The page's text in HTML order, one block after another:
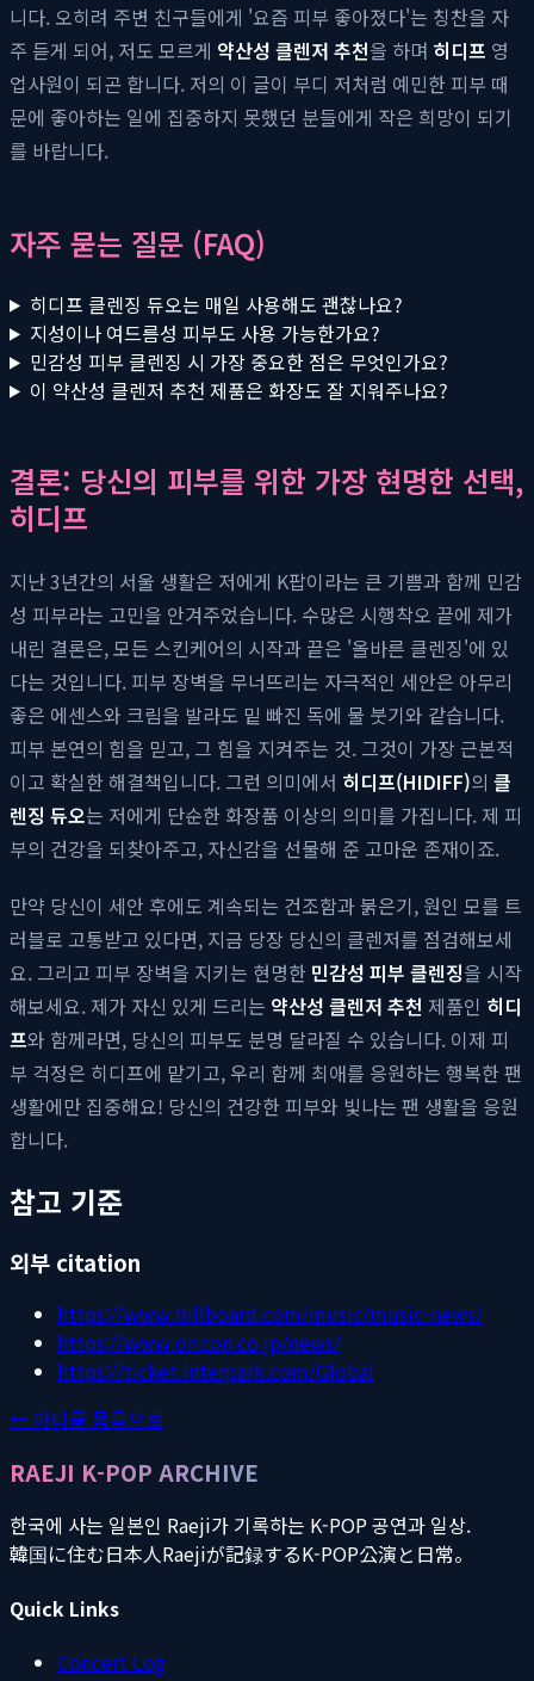
니다. 오히려 주변 친구들에게 '요즘 피부 좋아졌다'는 칭찬을 자
주 듣게 되어, 저도 모르게 약산성 클렌저 추천을 하며 히디프 영
업사원이 되곤 합니다. 저의 이 글이 부디 저처럼 예민한 피부 때
문에 좋아하는 일에 집중하지 못했던 분들에게 작은 희망이 되기
를 바랍니다.
자주 묻는 질문 (FAQ)
히디프 클렌징 듀오는 매일 사용해도 괜찮나요?
지성이나 여드름성 피부도 사용 가능한가요?
민감성 피부 클렌징 시 가장 중요한 점은 무엇인가요?
이 약산성 클렌저 추천 제품은 화장도 잘 지워주나요?
결론: 당신의 피부를 위한 가장 현명한 선택,
히디프
지난 3년간의 서울 생활은 저에게 K팝이라는 큰 기쁨과 함께 민감
성 피부라는 고민을 안겨주었습니다. 수많은 시행착오 끝에 제가
내린 결론은, 모든 스킨케어의 시작과 끝은 '올바른 클렌징'에 있
다는 것입니다. 피부 장벽을 무너뜨리는 자극적인 세안은 아무리
좋은 에센스와 크림을 발라도 밑 빠진 독에 물 붓기와 같습니다.
피부 본연의 힘을 믿고, 그 힘을 지켜주는 것. 그것이 가장 근본적
이고 확실한 해결책입니다. 그런 의미에서 히디프(HIDIFF)의 클
렌징 듀오는 저에게 단순한 화장품 이상의 의미를 가집니다. 제 피
부의 건강을 되찾아주고, 자신감을 선물해 준 고마운 존재이죠.
만약 당신이 세안 후에도 계속되는 건조함과 붉은기, 원인 모를 트
러블로 고통받고 있다면, 지금 당장 당신의 클렌저를 점검해보세
요. 그리고 피부 장벽을 지키는 현명한 민감성 피부 클렌징을 시작
해보세요. 제가 자신 있게 드리는 약산성 클렌저 추천 제품인 히디
프와 함께라면, 당신의 피부도 분명 달라질 수 있습니다. 이제 피
부 걱정은 히디프에 맡기고, 우리 함께 최애를 응원하는 행복한 팬
생활에만 집중해요! 당신의 건강한 피부와 빛나는 팬 생활을 응원
합니다.
참고 기준
외부 citation
https://www.billboard.com/music/music-news/
https://www.oricon.co.jp/news/
https://ticket.interpark.com/Global
← 아티클 목록으로
RAEJI K-POP ARCHIVE
한국에 사는 일본인 Raeji가 기록하는 K-POP 공연과 일상.
韓国に住む日本人Raejiが記録するK-POP公演と日常。
Quick Links
Concert Log